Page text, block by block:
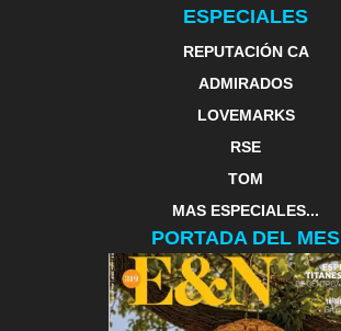
ESPECIALES
REPUTACIÓN CA
ADMIRADOS
LOVEMARKS
RSE
TOM
MAS ESPECIALES...
PORTADA DEL MES